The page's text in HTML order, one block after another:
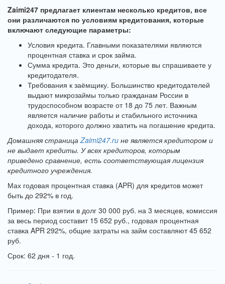
Zaimi247 предлагает клиентам несколько кредитов, все
они различаются по условиям кредитования, которые
включают следующие параметры:
Условия кредита. Главными показателями являются
процентная ставка и срок займа.
Сумма кредита. Это деньги, которые вы спрашиваете у
кредитодателя.
Требования к заёмщику. Большинство кредитодателей
выдают микрозаймы только гражданам России в
трудоспособном возрасте от 18 до 75 лет. Важным
является наличие работы и стабильного источника
дохода, которого должно хватить на погашение кредита.
Домашняя страницаZaimi247.ru не является кредитором и
не выдает кредиты. У всех кредиторов, которым
приведено сравнение, есть соответствующая лицензия
кредитного учреждения.
Мах годовая процентная ставка (APR) для кредитов может
быть до 292% в год.
Пример: При взятии в долг 30 000 руб. на 3 месяцев, комиссия
за весь период составит 15 652 руб., годовая процентная
ставка APR 292%, общие затраты на займ составляют 45 652
руб.
Срок: 62 дня - 1 год.